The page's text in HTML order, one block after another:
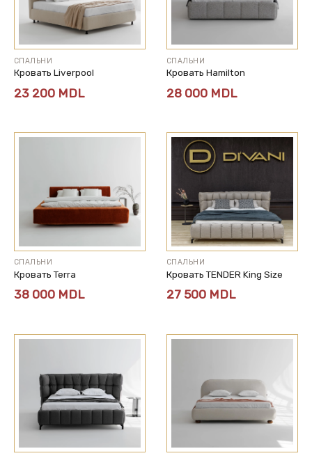
СПАЛЬНИ
Кровать Liverpool
23 200 MDL
СПАЛЬНИ
Кровать Hamilton
28 000 MDL
СПАЛЬНИ
Кровать Terra
38 000 MDL
СПАЛЬНИ
Кровать TENDER King Size
27 500 MDL